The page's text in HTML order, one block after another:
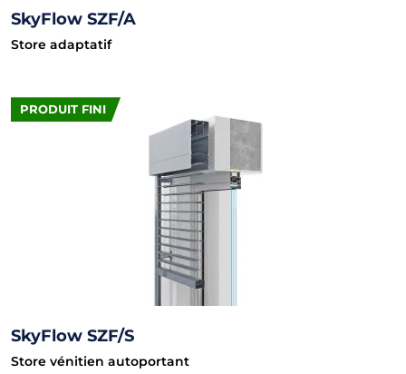
SkyFlow SZF/A
Store adaptatif
PRODUIT FINI
SkyFlow SZF/S
Store vénitien autoportant